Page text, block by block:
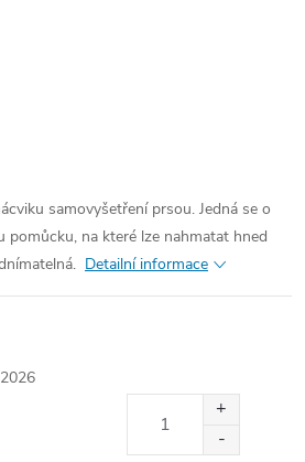
samovyšetření prsou. Jedná se o
pomůcku, na které lze nahmatat hned
Detailní informace